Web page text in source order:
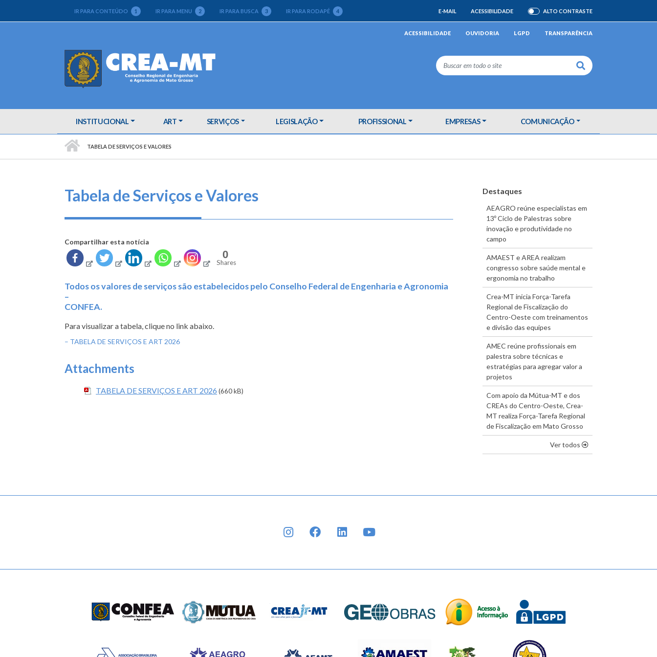
IR PARA CONTEÚDO 1 IR PARA MENU 2 IR PARA BUSCA 3 IR PARA RODAPÉ 4 E-MAIL ACESSIBILIDADE ATIVAR/DESATIVAR
ALTO CONTRASTE
ACESSIBILIDADE OUVIDORIA LGPD TRANSPARÊNCIA
Buscar
INSTITUCIONAL ART SERVIÇOS LEGISLAÇÃO PROFISSIONAL EMPRESAS COMUNICAÇÃO
TABELA DE SERVIÇOS E VALORES
Tabela de Serviços e Valores
Compartilhar esta notícia
0
Shares
Todos os valores de serviços são estabelecidos pelo Conselho Federal de Engenharia e Agronomia
–
CONFEA.
Para visualizar a tabela, clique no link abaixo.
– TABELA DE SERVIÇOS E ART 2026
Attachments
TABELA DE SERVIÇOS E ART 2026 (660 kB)
Destaques
AEAGRO reúne especialistas em
13º Ciclo de Palestras sobre
inovação e produtividade no
campo
AMAEST e AREA realizam
congresso sobre saúde mental e
ergonomia no trabalho
Crea-MT inicia Força-Tarefa
Regional de Fiscalização do
Centro-Oeste com treinamentos
e divisão das equipes
AMEC reúne profissionais em
palestra sobre técnicas e
estratégias para agregar valor a
projetos
Com apoio da Mútua-MT e dos
CREAs do Centro-Oeste, Crea-
MT realiza Força-Tarefa Regional
de Fiscalização em Mato Grosso
Ver todos os destaques
INSTAGRAMFACEBOOKLINKEDIN